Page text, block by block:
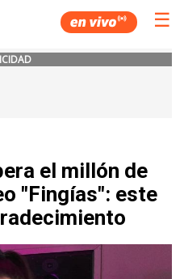
☰
el millón de
"Fingías": este